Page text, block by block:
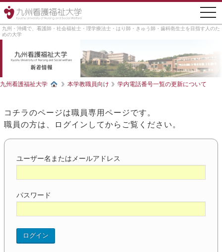
九州・沖縄で、看護師・社会福祉士・理学療法士・はり師・きゅう師・歯科衛生士を目指す人のた
めの大学
九州看護福祉大学 本学教職員向け 学内電話番号一覧の更新について
コチラのページは職員専用ページです。
職員の方は、ログインしてからご覧ください。
ユーザー名またはメールアドレス
パスワード